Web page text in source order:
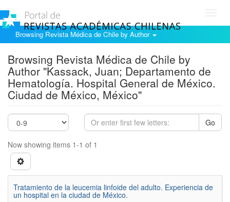
Browsing Revista Médica de Chile by Author
Browsing Revista Médica de Chile by
Author "Kassack, Juan; Departamento de
Hematología. Hospital General de México.
Ciudad de México, México"
Go
Now showing items 1-1 of 1
Tratamiento de la leucemia linfoide del adulto. Experiencia de
un hospital en la ciudad de México.